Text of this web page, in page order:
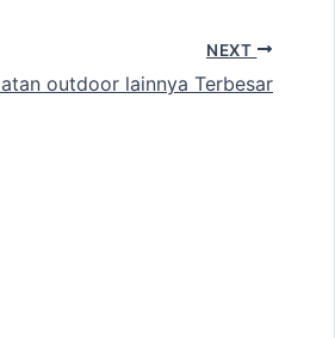
NEXT
outdoor lainnya Terbesar